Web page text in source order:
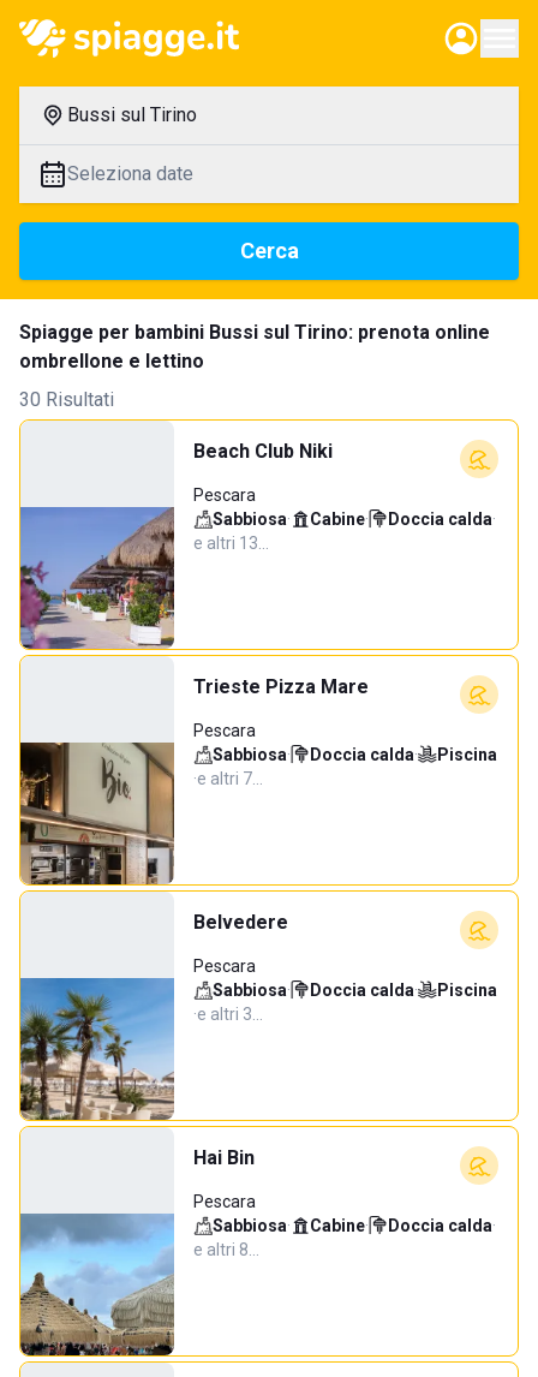
Bussi sul Tirino
Seleziona date
Cerca
Spiagge per bambini Bussi sul Tirino: prenota online
ombrellone e lettino
30 Risultati
Beach Club Niki
Pescara
Sabbiosa· Cabine· Doccia calda·
e altri 13…
Trieste Pizza Mare
Pescara
Sabbiosa· Doccia calda·
Piscina
·e altri 7…
Belvedere
Pescara
Sabbiosa· Doccia calda·
Piscina
·e altri 3…
Hai Bin
Pescara
Sabbiosa· Cabine· Doccia calda·
e altri 8…